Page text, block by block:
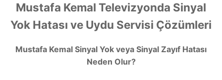
Mustafa Kemal Televizyonda Sinyal
Yok Hatası ve Uydu Servisi Çözümleri
Mustafa Kemal Sinyal Yok veya Sinyal Zayıf Hatası
Neden Olur?